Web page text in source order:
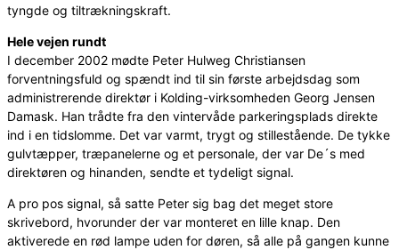
tyngde og tiltrækningskraft.
Hele vejen rundt
I december 2002 mødte Peter Hulweg Christiansen
forventningsfuld og spændt ind til sin første arbejdsdag som
administrerende direktør i Kolding-virksomheden Georg Jensen
Damask. Han trådte fra den vintervåde parkeringsplads direkte
ind i en tidslomme. Det var varmt, trygt og stillestående. De tykke
gulvtæpper, træpanelerne og et personale, der var De´s med
direktøren og hinanden, sendte et tydeligt signal.
A pro pos signal, så satte Peter sig bag det meget store
skrivebord, hvorunder der var monteret en lille knap. Den
aktiverede en rød lampe uden for døren, så alle på gangen kunne